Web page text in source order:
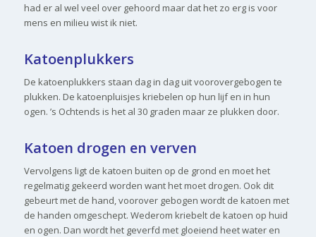
had er al wel veel over gehoord maar dat het zo erg is voor
mens en milieu wist ik niet.
Katoenplukkers
De katoenplukkers staan dag in dag uit voorovergebogen te
plukken. De katoenpluisjes kriebelen op hun lijf en in hun
ogen. ’s Ochtends is het al 30 graden maar ze plukken door.
Katoen drogen en verven
Vervolgens ligt de katoen buiten op de grond en moet het
regelmatig gekeerd worden want het moet drogen. Ook dit
gebeurt met de hand, voorover gebogen wordt de katoen met
de handen omgeschept. Wederom kriebelt de katoen op huid
en ogen. Dan wordt het geverfd met gloeiend heet water en